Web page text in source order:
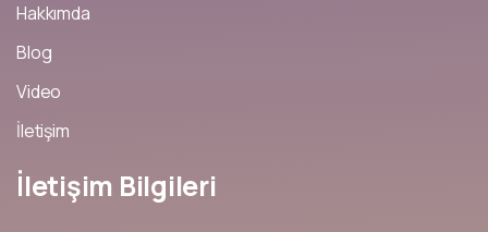
Hakkımda
Blog
Video
İletişim
İletişim Bilgileri